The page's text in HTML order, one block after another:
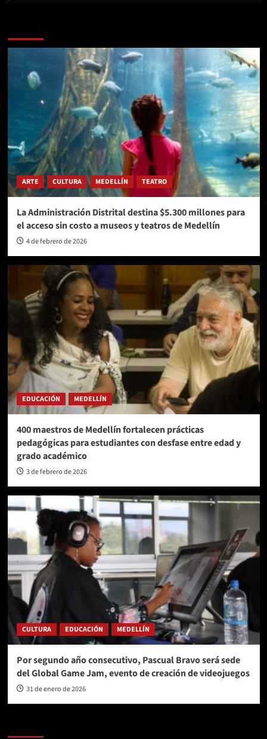
ARTE CULTURA MEDELLÍN TEATRO
La Administración Distrital destina $5.300 millones para
el acceso sin costo a museos y teatros de Medellín
4 de febrero de 2026
EDUCACIÓN MEDELLÍN
400 maestros de Medellín fortalecen prácticas
pedagógicas para estudiantes con desfase entre edad y
grado académico
3 de febrero de 2026
CULTURA EDUCACIÓN MEDELLÍN
Por segundo año consecutivo, Pascual Bravo será sede
del Global Game Jam, evento de creación de videojuegos
31 de enero de 2026